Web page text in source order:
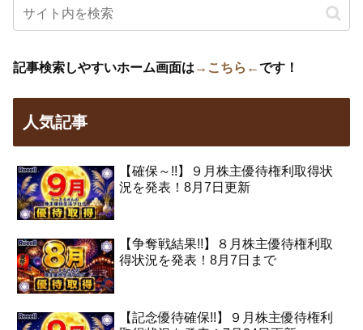
記事検索しやすいホーム画面は →こちら←です！
人気記事
【確保～!!】９月株主優待権利取得状
況を発表！8月7日更新
【争奪戦結果!!】８月株主優待権利取
得状況を発表！8月7日まで
【記念優待確保!!】９月株主優待権利